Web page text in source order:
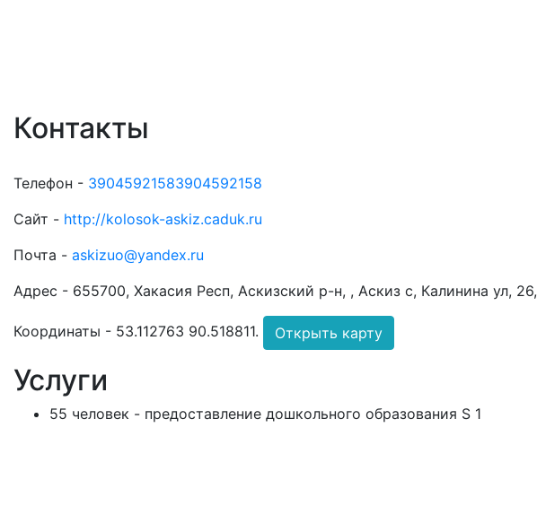
Контакты
Телефон - 39045921583904592158
Сайт - http://kolosok-askiz.caduk.ru
Почта - askizuo@yandex.ru
Адрес - 655700, Хакасия Респ, Аскизский р-н, , Аскиз с, Калинина ул, 26,
Координаты - 53.112763 90.518811. Открыть карту
Услуги
55 человек - предоставление дошкольного образования S 1